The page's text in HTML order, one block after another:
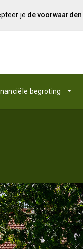
je de voorwaarden
begroting